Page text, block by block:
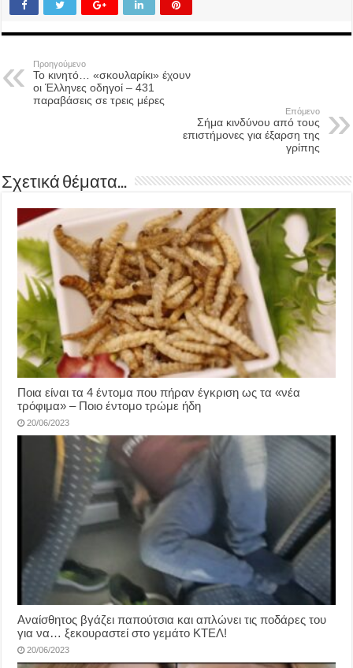
Προηγούμενο
Το κινητό… «σκουλαρίκι» έχουν
οι Έλληνες οδηγοί – 431
παραβάσεις σε τρεις μέρες
Επόμενο
Σήμα κινδύνου από τους
επιστήμονες για έξαρση της
γρίπης
Σχετικά θέματα...
Ποια είναι τα 4 έντομα που πήραν έγκριση ως τα «νέα
τρόφιμα» – Ποιο έντομο τρώμε ήδη
20/06/2023
Αναίσθητος βγάζει παπούτσια και απλώνει τις ποδάρες του
για να… ξεκουραστεί στο γεμάτο ΚΤΕΛ!
20/06/2023